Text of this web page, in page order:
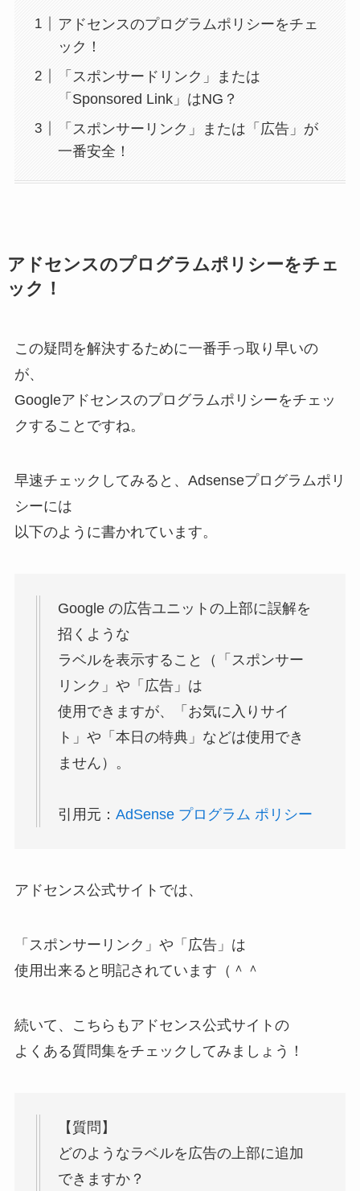
アドセンスのプログラムポリシーをチェ
ック！
「スポンサードリンク」または
「Sponsored Link」はNG？
「スポンサーリンク」または「広告」が
一番安全！
アドセンスのプログラムポリシーをチェ
ック！
この疑問を解決するために一番手っ取り早いの
が、
Googleアドセンスのプログラムポリシーをチェッ
クすることですね。
早速チェックしてみると、Adsenseプログラムポリ
シーには
以下のように書かれています。
Google の広告ユニットの上部に誤解を
招くような
ラベルを表示すること（「スポンサー
リンク」や「広告」は
使用できますが、「お気に入りサイ
ト」や「本日の特典」などは使用でき
ません）。
引用元： AdSense プログラム ポリシー
アドセンス公式サイトでは、
「スポンサーリンク」や「広告」は
使用出来ると明記されています（＾＾
続いて、こちらもアドセンス公式サイトの
よくある質問集をチェックしてみましょう！
【質問】
どのようなラベルを広告の上部に追加
できますか？